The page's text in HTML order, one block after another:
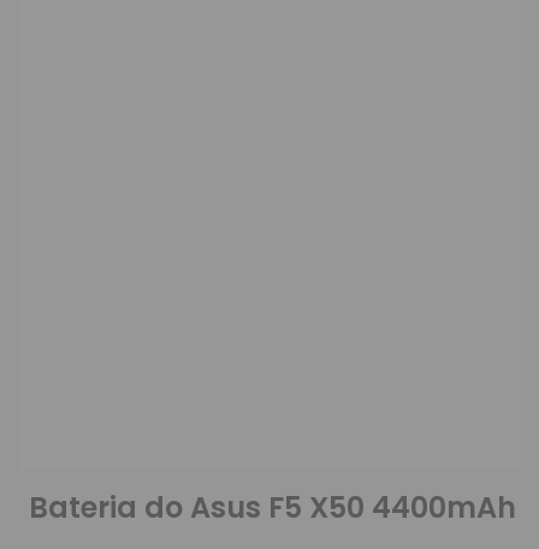
Bateria do Asus F5 X50 4400mAh